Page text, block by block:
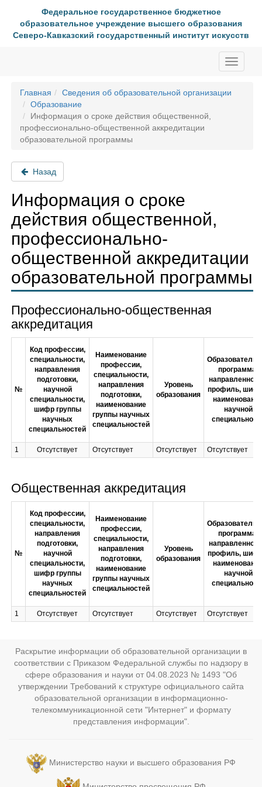
Федеральное государственное бюджетное
образовательное учреждение высшего образования
Северо-Кавказский государственный институт искусств
Главная
Сведения об образовательной организации
Образование
Информация о сроке действия общественной,
профессионально-общественной аккредитации
образовательной программы
Назад
Информация о сроке
действия общественной,
профессионально-
общественной аккредитации
образовательной программы
Профессионально-общественная
аккредитация
№
Код профессии,
специальности,
направления
подготовки,
научной
специальности,
шифр группы
научных
специальностей
Наименование
профессии,
специальности,
направления
подготовки,
наименование
группы научных
специальностей
Уровень
образования
программа,
профиль,
научной
1 Отсутствует Отсутствует Отсутствует Отсутствует
Общественная аккредитация
№
Код профессии,
специальности,
направления
подготовки,
научной
специальности,
шифр группы
научных
специальностей
Наименование
профессии,
специальности,
направления
подготовки,
наименование
группы научных
специальностей
Уровень
образования
программа,
профиль,
научной
1 Отсутствует Отсутствует Отсутствует Отсутствует
Раскрытие информации об образовательной организации в
соответствии с Приказом Федеральной службы по надзору в
сфере образования и науки от 04.08.2023 № 1493 "Об
утверждении Требований к структуре официального сайта
образовательной организации в информационно-
телекоммуникационной сети "Интернет" и формату
представления информации".
Министерство науки и высшего образования РФ